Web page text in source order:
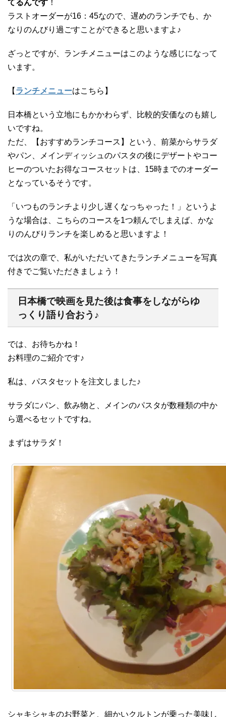
てるんです ！
ラストオーダーが16：45なので、遅めのランチでも、か
なりのんびり過ごすことができると思いますよ♪
ざっとですが、ランチメニューはこのような感じになって
います。
【 ランチメニューはこちら】
日本橋という立地にもかかわらず、比較的安価なのも嬉し
いですね。
ただ、【おすすめランチコース】という、前菜からサラダ
やパン、メインディッシュのパスタの後にデザートやコー
ヒーのついたお得なコースセットは、15時までのオーダー
となっているそうです。
「いつものランチより少し遅くなっちゃった！」というよ
うな場合は、こちらのコースを1つ頼んでしまえば、かな
りのんびりランチを楽しめると思いますよ！
では次の章で、私がいただいてきたランチメニューを写真
付きでご覧いただきましょう！
日本橋で映画を見た後は食事をしながらゆ
っくり語り合おう♪
では、お待ちかね！
お料理のご紹介です♪
私は、パスタセットを注文しました♪
サラダにパン、飲み物と、メインのパスタが数種類の中か
ら選べるセットですね。
まずはサラダ！
シャキシャキのお野菜と、細かいクルトンが乗った美味し